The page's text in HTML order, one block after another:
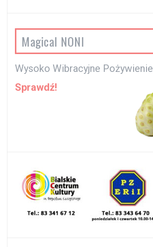
Magical NONI
Wysoko Wibracyjne Pożywienie
Sprawdź!